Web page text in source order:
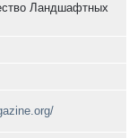
Ландшафтных